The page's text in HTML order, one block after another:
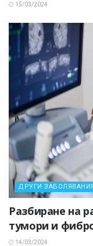
15/03/2024
ДРУГИ
Разбиране на
тумори и
14/03/2024